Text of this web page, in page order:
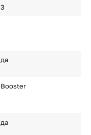
3
да
Booster
да